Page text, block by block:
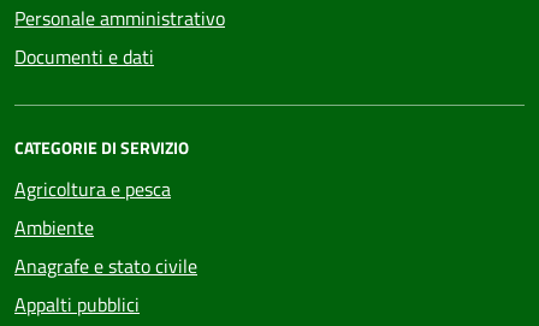
Personale amministrativo
Documenti e dati
CATEGORIE DI SERVIZIO
Agricoltura e pesca
Ambiente
Anagrafe e stato civile
Appalti pubblici